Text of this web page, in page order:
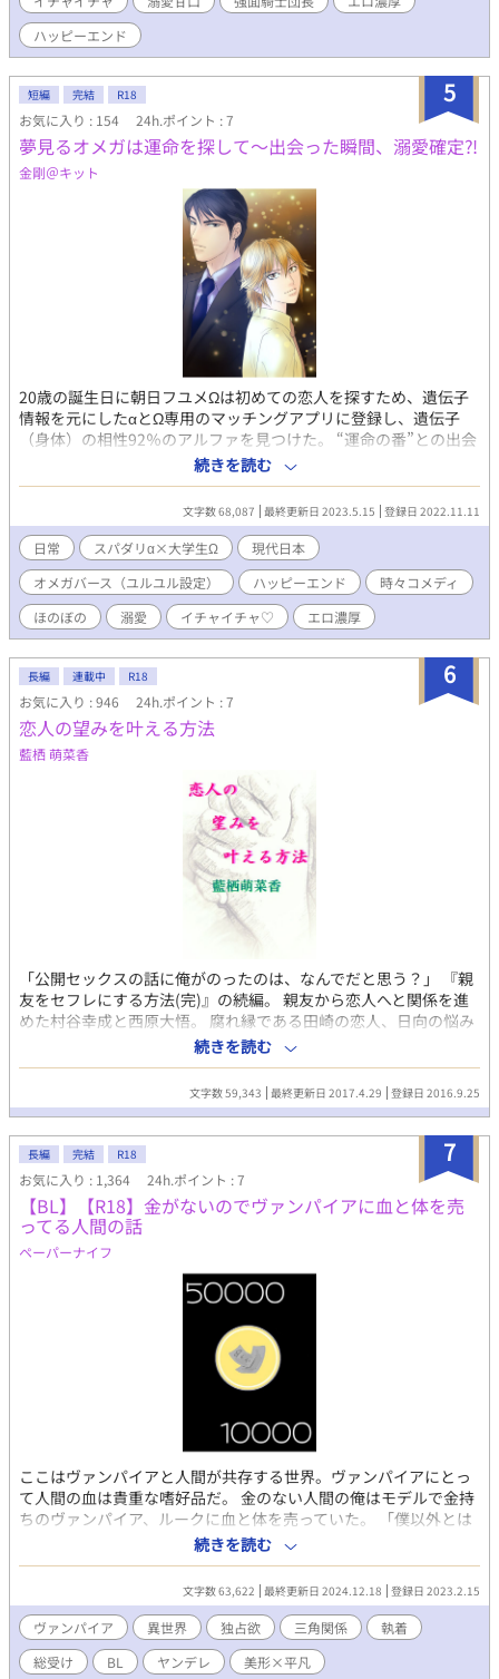
ハッピーエンド
5
短編 完結 R18
お気に入り : 154 24h.ポイント : 7
夢見るオメガは運命を探して～出会った瞬間、溺愛確定⁈
金剛＠キット
20歳の誕生日に朝日フユメΩは初めての恋人を探すため、遺伝子
情報を元にしたαとΩ専用のマッチングアプリに登録し、遺伝子
（身体）の相性92％のアルファを見つけた。 “運命の番”との出会
いを期待するフユメΩが、ホテルで待ち合わせた相手は、8歳年上
の神田カイリαだった。 出会った瞬間フユメは発情し、お互いの
くわしい素性を知らないまま本能に流され、朝まで熱烈に抱き合
う。 翌日2人は婚約し、お互いを知るためカイリの部屋で甘い同
棲生活を始める。 😏お話に都合の良いユルユル設定のオメガバー
スです。ご容赦を。 😘エロ濃いめとなっております。苦手な方は
ご注意下さい。
続きを読む
文字数 68,087 最終更新日 2023.5.15 登録日 2022.11.11
日常 スパダリα×大学生Ω
現代日本
オメガバース（ユルユル設定）
ハッピーエンド
時々コメディ
ほのぼの
溺愛 イチャイチャ♡ エロ濃厚
6
長編 連載中 R18
お気に入り : 946 24h.ポイント : 7
恋人の望みを叶える方法
藍栖 萌菜香
「公開セックスの話に俺がのったのは、なんでだと思う？」 『親
友をセフレにする方法(完)』の続編。 親友から恋人へと関係を進
めた村谷幸成と西原大悟。 腐れ縁である田崎の恋人、日向の悩み
相談にのっていた幸成に頼まれ、日向限定公開プレイに協力する
大悟だったが、その胸中にはいくつかの目論みが潜んでいた。ひ
とつは、邪魔者田崎を恋人とのセックスに専念させて、幸成への
ちょっかいを阻止することだ。日向の希望を叶えようと懸命に羞
意地悪で濃厚なセックスをしてしまう大悟だった。 ---------- 嫉妬
系策士攻め×羞恥系健気受け。 攻め視点の一人称。露骨語多用。
エロ濃いめ。更新不定期。見切り発車です。
続きを読む
文字数 59,343 最終更新日 2017.4.29 登録日 2016.9.25
7
長編 完結 R18
お気に入り : 1,364 24h.ポイント : 7
【BL】【R18】金がないのでヴァンパイアに血と体を売
ってる人間の話
ペーパーナイフ
ここはヴァンパイアと人間が共存する世界。ヴァンパイアにとっ
て人間の血は貴重な嗜好品だ。 金のない人間の俺はモデルで金持
ちのヴァンパイア、ルークに血と体を売っていた。 「僕以外とは
こんなことしちゃだめだよ」 そんなことを言う彼に婚約者がいる
ことを俺は知っている。そう、これは遊びであり契約だ。 そんな
ある日ルークとは別に血を買ってくれるお客さんが現れて…。 二
人のイケメンヴァンパイアに吸血され抱かれながら金を稼ぐ主人
公の話。 注意 妊娠リバなし。流血表現あり。総受け。 かなりエロ
濃いめ。何でもありな人向け。 最後は固定カプになる予定。でも
主人公は二人と体の関係もちます。嫌な方気をつけてください。
続きを読む
文字数 63,622 最終更新日 2024.12.18 登録日 2023.2.15
ヴァンパイア 異世界 独占欲 三角関係
執着
総受け
BL ヤンデレ 美形×平凡